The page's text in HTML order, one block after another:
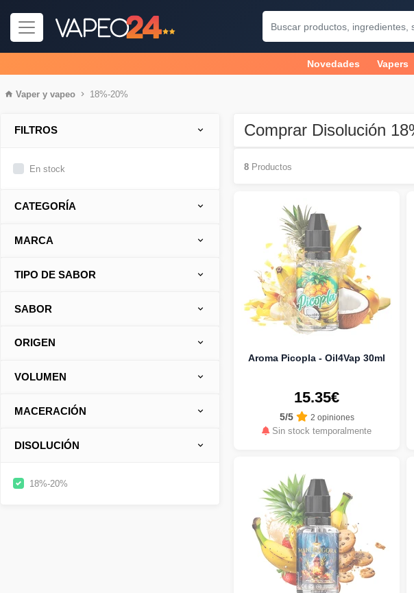
Novedades Vapers
Vaper y vapeo 18%-20%
FILTROS
En stock
CATEGORÍA
MARCA
TIPO DE SABOR
SABOR
ORIGEN
VOLUMEN
MACERACIÓN
DISOLUCIÓN
18%-20%
Comprar Disolución
8 Productos
Aroma Picopla - Oil4Vap 30ml
15.35€
5/5 2 opiniones
Sin stock temporalmente